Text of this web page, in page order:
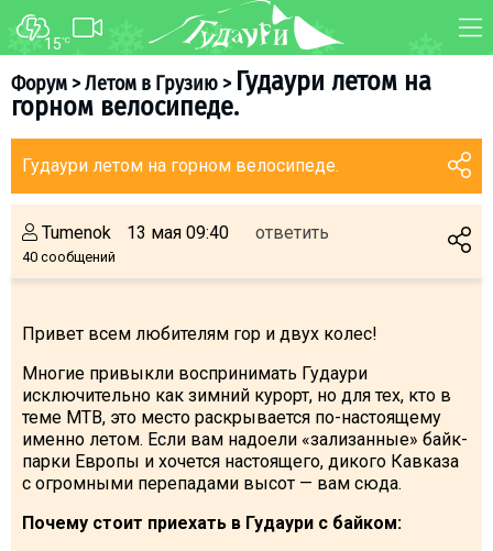
15°C
Форум>Летом в Грузию> Гудаури летом на
горном велосипеде.
Гудаури летом на горном велосипеде.
Tumenok
40 сообщений
13 мая 09:40 ответить
Привет всем любителям гор и двух колес!
Многие привыкли воспринимать Гудаури
исключительно как зимний курорт, но для тех, кто в
теме MTB, это место раскрывается по-настоящему
именно летом. Если вам надоели «зализанные» байк-
парки Европы и хочется настоящего, дикого Кавказа
с огромными перепадами высот — вам сюда.
Почему стоит приехать в Гудаури с байком:
ФОРУМ КАРТА
ТРАНСФЕР
О курорте
Инструкторы
Прокат
Дети в Гудаури
Календарь событий
Телеграм-канал
Гудаури
INFO